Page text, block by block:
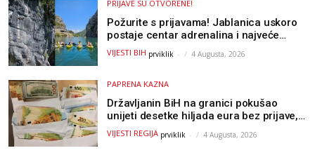
PRIJAVE SU OTVORENE!
Požurite s prijavama! Jablanica uskoro
postaje centar adrenalina i najveće
outdoor avanture ovog ljeta
VIJESTI BIH prviklik - 4 Augusta, 2026
PAPRENA KAZNA
Državljanin BiH na granici pokušao
unijeti desetke hiljada eura bez prijave,
uslijedila “paprena” kazna
VIJESTI REGIJA prviklik - 4 Augusta, 2026